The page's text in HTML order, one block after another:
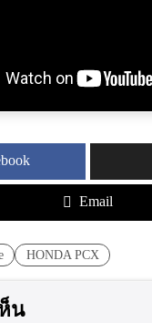
Email
HONDA PCX
น